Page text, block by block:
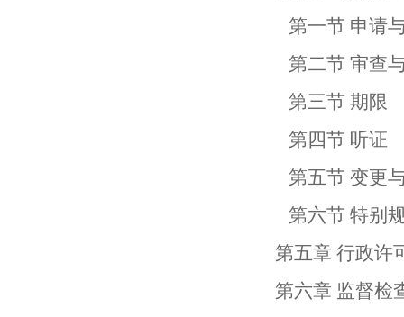
第一节 申请与
第二节 审查与
第三节 期限
第四节 听证
第五节 变更与
第六节 特别
第五章 行政许
第六章 监督检